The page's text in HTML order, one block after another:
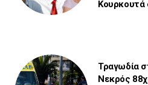
Κουρκουτά
Τραγωδία
Νεκρός